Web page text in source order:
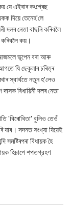
যে এইবাৰ কংগ্ৰেছ
দিয়ে তেনেহ'লে
দলৰ নেতা বাছনি কৰিবলৈ
কৰিবলৈ কয়।
আজমলে ভূপেন বৰা আৰু
যি ছেকুলাৰ চৰিত্ৰ
স্বাৰ্থতে নতুন হ'লেও
বিধায়িনী দলৰ নেতা
'বিৰোধিতা' বুলিও তেওঁ
যাব। সদনত সংখ্যা যিয়েই
বিধায়ক হৈ
হিচাপে শপতগ্রহণ